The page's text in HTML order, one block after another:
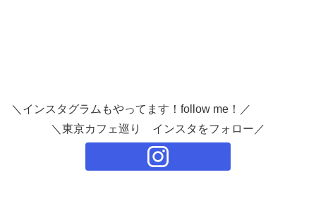
＼インスタグラムもやってます！follow me！／
＼東京カフェ巡り インスタをフォロー／